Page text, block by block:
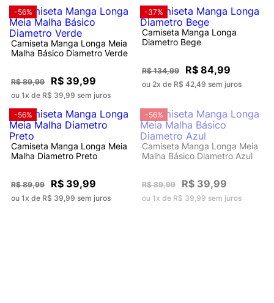
-56%
Camiseta Manga Longa Meia
Malha Básico Diametro Verde
R$ 89,99 R$ 39,99
ou 1x de R$ 39,99 sem juros
-37%
Camiseta Manga Longa
Diametro Bege
R$ 134,99 R$ 84,99
ou 2x de R$ 42,49 sem juros
-56%
Camiseta Manga Longa Meia
Malha Diametro Preto
R$ 89,99 R$ 39,99
ou 1x de R$ 39,99 sem juros
-56%
Camiseta Manga Longa Meia
Malha Básico Diametro Azul
R$ 89,99 R$ 39,99
ou 1x de R$ 39,99 sem juros